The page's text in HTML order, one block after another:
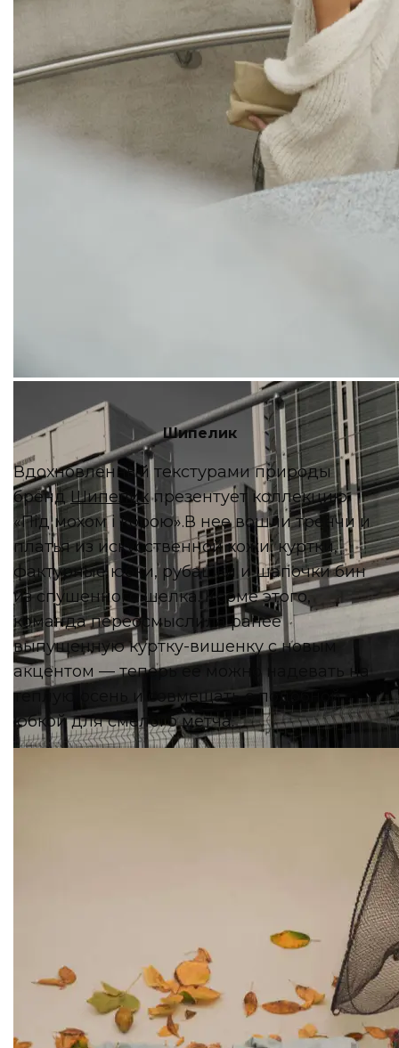
Blast Out Studio
Шипелик
Вдохновленный текстурами природы
брендШипеликпрезентует коллекцию
«Під мохом і корою».В нее вошли тренчи и
платья из искусственной кожи, куртки,
фактурные юбки, рубашки и шапочки бин
из спушенного шелка. Кроме этого,
команда переосмыслила ранее
выпущенную куртку-вишенку с новым
акцентом — теперь ее можно надевать на
теплую осень и совмещать с подобной
юбкой для смелого метча.